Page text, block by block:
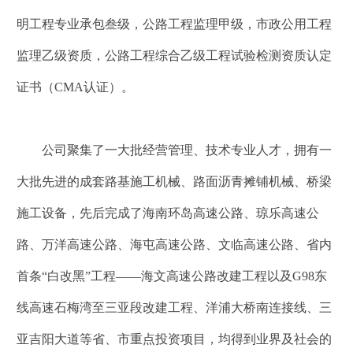
明工程专业承包叁级，公路工程监理甲级，市政公用工程
监理乙级资质，公路工程综合乙级工程试验检测资质认定
证书（CMA认证）。
公司聚集了一大批经营管理、技术专业人才，拥有一
大批先进的成套路基施工机械、路面沥青摊铺机械、桥梁
施工设备，先后完成了海南环岛高速公路、琼乐高速公
路、万洋高速公路、海屯高速公路、文临高速公路、省内
首条“白改黑”工程——海文高速公路改建工程以及G98东
线高速石梅湾至三亚段改建工程、洋浦大桥南连接线、三
亚吉阳大道等省、市重点投资项目，均得到业界及社会的